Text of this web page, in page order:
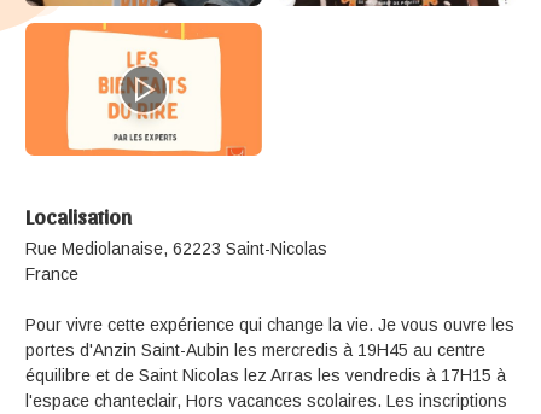
Localisation
Rue Mediolanaise, 62223 Saint-Nicolas
France
Pour vivre cette expérience qui change la vie. Je vous ouvre les
portes d'Anzin Saint-Aubin les mercredis à 19H45 au centre
équilibre et de Saint Nicolas lez Arras les vendredis à 17H15 à
l'espace chanteclair, Hors vacances scolaires. Les inscriptions